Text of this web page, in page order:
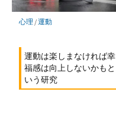
心理 /運動
運動は楽しまなければ幸
福感は向上しないかもと
いう研究